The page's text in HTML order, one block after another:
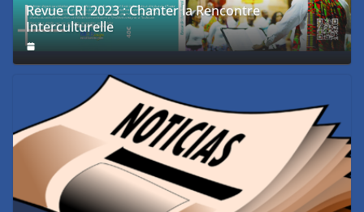
Revue CRI 2023 : Chanter la Rencontre
Interculturelle